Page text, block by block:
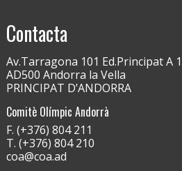
Contacta
Av.Tarragona 101 Ed.Principat A
AD500 Andorra la Vella
PRINCIPAT D’ANDORRA
Comitè Olímpic Andorrà
F. (+376) 804 211
T. (+376) 804 210
coa@coa.ad